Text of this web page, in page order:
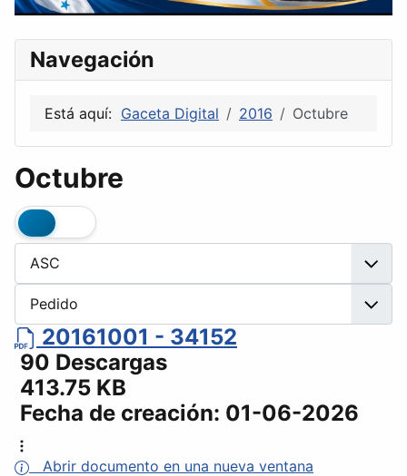
Navegación
Está aquí: Gaceta Digital 2016 Octubre
Octubre
20161001 - 34152
90 Descargas
413.75 KB
Fecha de creación: 01-06-2026
Abrir documento en una nueva ventana